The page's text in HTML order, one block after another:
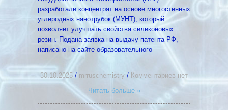
разработали концентрат на основе многостенных
углеродных нанотрубок (МУНТ), который
позволяет улучшать свойства силиконовых
резин. Подана заявка на выдачу патента РФ,
написано на сайте образовательного
30.10.2025 / mrruschemistry / Комментариев нет
Читать больше »